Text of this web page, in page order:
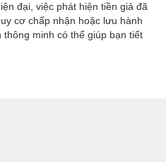
đại, việc phát hiện tiền giả đã
cơ chấp nhận hoặc lưu hành
minh có thể giúp bạn tiết